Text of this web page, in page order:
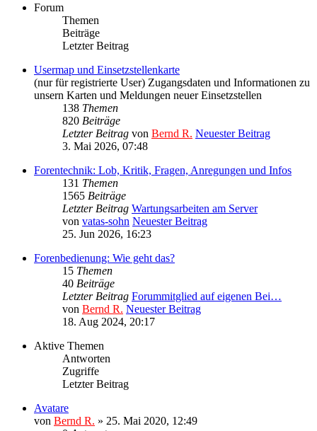
Forum
Themen
Beiträge
Letzter Beitrag
Usermap und Einsetzstellenkarte
(nur für registrierte User) Zugangsdaten und Informationen zu
unsern Karten und Meldungen neuer Einsetzstellen
138 Themen
820 Beiträge
Letzter Beitrag von Bernd R. Neuester Beitrag
3. Mai 2026, 07:48
Forentechnik: Lob, Kritik, Fragen, Anregungen und Infos
131 Themen
1565 Beiträge
Letzter Beitrag Wartungsarbeiten am Server
von vatas-sohn Neuester Beitrag
25. Jun 2026, 16:23
Forenbedienung: Wie geht das?
15 Themen
40 Beiträge
Letzter Beitrag Forummitglied auf eigenen Bei…
von Bernd R. Neuester Beitrag
18. Aug 2024, 20:17
Aktive Themen
Antworten
Zugriffe
Letzter Beitrag
Avatare
von Bernd R. » 25. Mai 2020, 12:49